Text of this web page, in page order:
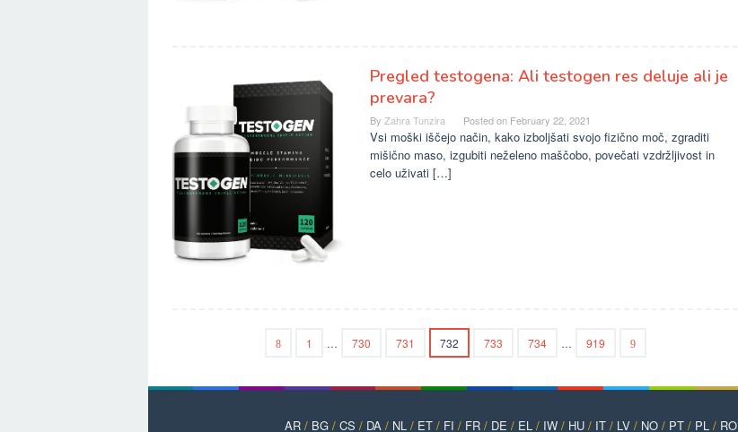
Pregled testogena: Ali testogen res deluje ali je
prevara?
By Zahra Tunzira Posted on February 22, 2021
Vsi moški iščejo način, kako izboljšati svojo fizično moč, zgraditi
mišično maso, izgubiti neželeno maščobo, povečati vzdržljivost in
celo uživati […]
1 … 730 731 732 733 734 … 919
AR / BG / CS / DA / NL / ET / FI / FR / DE / EL / IW / HU / IT / LV / NO / PT / PL / RO